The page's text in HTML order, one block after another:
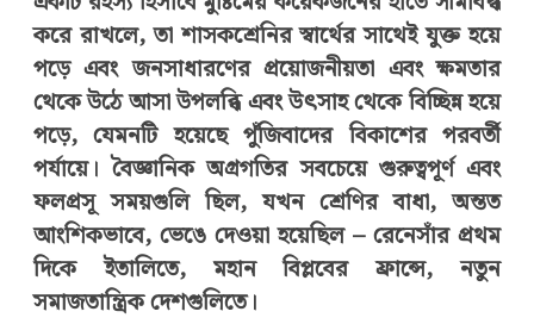
করে রাখলে, তা শাসকশ্রেনির স্বার্থের সাথেই যুক্ত হয়ে
পড়ে এবং জনসাধারণের প্রয়োজনীয়তা এবং ক্ষমতার
থেকে উঠে আসা উপলব্ধি এবং উৎসাহ থেকে বিচ্ছিন্ন হয়ে
পড়ে, যেমনটি হয়েছে পুঁজিবাদের বিকাশের পরবর্তী
পর্যায়ে। বৈজ্ঞানিক অগ্রগতির সবচেয়ে গুরুত্বপূর্ণ এবং
ফলপ্রসূ সময়গুলি ছিল, যখন শ্রেণির বাধা, অন্তত
আংশিকভাবে, ভেঙে দেওয়া হয়েছিল – রেনেসাঁর প্রথম
দিকে ইতালিতে, মহান বিপ্লবের ফ্রান্সে, নতুন
সমাজতান্ত্রিক দেশগুলিতে।